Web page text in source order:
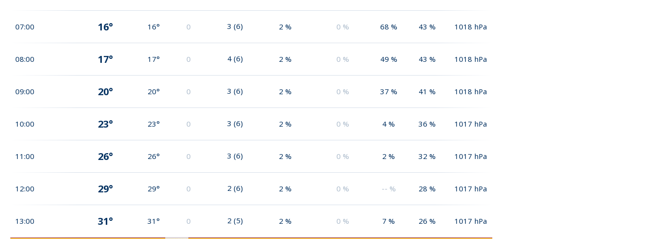
07:00 16° 16° 0 3 (6) 2 % 0 % 68 % 43 % 1018 hPa
08:00 17° 17° 0 4 (6) 2 % 0 % 49 % 43 % 1018 hPa
09:00 20° 20° 0 3 (6) 2 % 0 % 37 % 41 % 1018 hPa
10:00 23° 23° 0 3 (6) 2 % 0 % 4 % 36 % 1017 hPa
11:00 26° 26° 0 3 (6) 2 % 0 % 2 % 32 % 1017 hPa
12:00 29° 29° 0 2 (6) 2 % 0 % -- % 28 % 1017 hPa
13:00 31° 31° 0 2 (5) 2 % 0 % 7 % 26 % 1017 hPa